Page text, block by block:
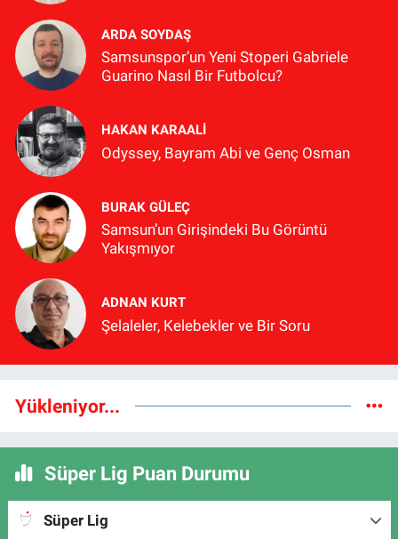
ARDA SOYDAŞ
Samsunspor’un Yeni Stoperi Gabriele
Guarino Nasıl Bir Futbolcu?
HAKAN KARAALİ
Odyssey, Bayram Abi ve Genç Osman
BURAK GÜLEÇ
Samsun’un Girişindeki Bu Görüntü
Yakışmıyor
ADNAN KURT
Şelaleler, Kelebekler ve Bir Soru
Yükleniyor...
Süper Lig Puan Durumu
Süper Lig